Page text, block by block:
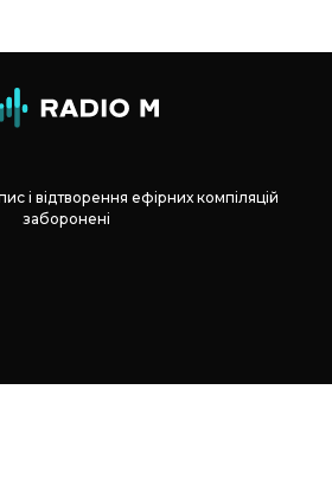
і відтворення ефірних компіляцій
заборонені